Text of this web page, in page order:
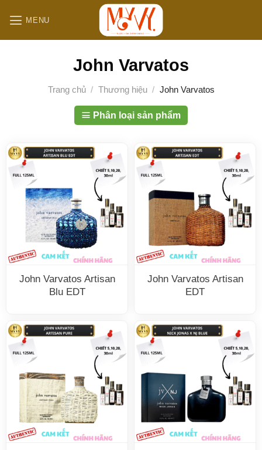
MENU
John Varvatos
Trang chủ / Thương hiệu / John Varvatos
Phân loại sản phẩm
John Varvatos Artisan
Blu EDT
John Varvatos Artisan
EDT